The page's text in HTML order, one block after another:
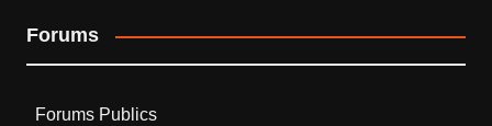
Forums
Forums Publics